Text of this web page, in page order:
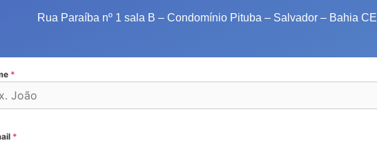
Rua Paraíba nº 1 sala B – Condomínio Pituba – Salvador – Bahia
*
*